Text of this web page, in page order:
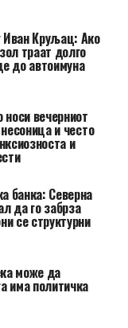
Иван Круљац: Ако
траат долго
до автоимуна
вечерниот
и често
и
банка: Северна
да го забрза
се структурни
може да
има политичка